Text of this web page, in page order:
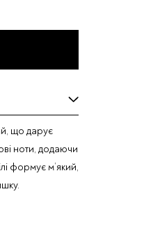
що дарує
ноти, додаючи
формує м’який,